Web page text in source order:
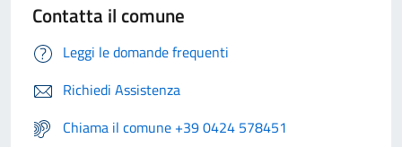
Contatta il comune
Leggi le domande frequenti
Richiedi Assistenza
Chiama il comune +39 0424 578451